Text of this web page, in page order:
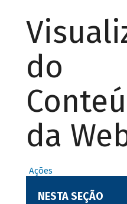
do
da
Ações
NESTA SEÇÃO